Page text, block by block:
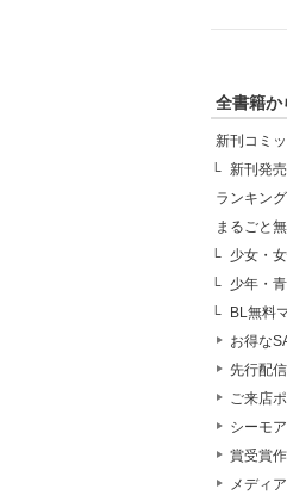
全書籍か
新刊コミ
新刊発
ランキング
まるごと
少女・
少年・
BL無料
お得な
先行配
ご来店
シーモ
賞受賞
メディ